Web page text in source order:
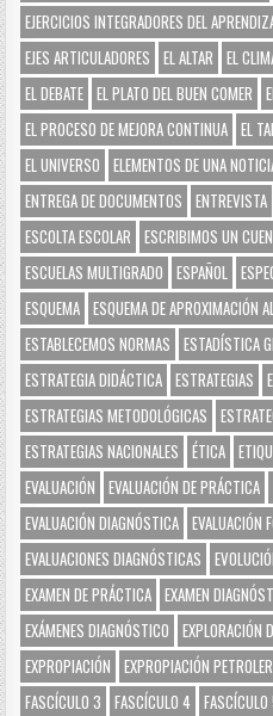
EJERCICIOS INTEGRADORES DEL
EJES ARTICULADORES
EL ALTAR EL
EL DEBATE EL PLATO DEL BUEN COMER
EL PROCESO DE MEJORA CONTINUA EL
EL UNIVERSO
ELEMENTOS DE UNA
ENTREGA DE DOCUMENTOS
ENTREVISTA
ESCOLTA ESCOLAR
ESCRIBIMOS UN
ESCUELAS MULTIGRADO
ESPAÑOL
ESQUEMA ESQUEMA DE APROXIMACIÓN
ESTABLECEMOS NORMAS
ESTADÍSTICA
ESTRATEGIA DIDÁCTICA ESTRATEGIAS
ESTRATEGIAS METODOLÓGICAS
ESTRATEGIAS NACIONALES
ÉTICA
EVALUACIÓN
EVALUACIÓN DE PRÁCTICA
EVALUACIÓN DIAGNÓSTICA EVALUACIÓN
EVALUACIONES DIAGNÓSTICAS
EXAMEN DE PRÁCTICA EXAMEN
EXÁMENES DIAGNÓSTICO
EXPLORACIÓN
EXPROPIACIÓN
EXPROPIACIÓN
FASCÍCULO 3
FASCÍCULO 4